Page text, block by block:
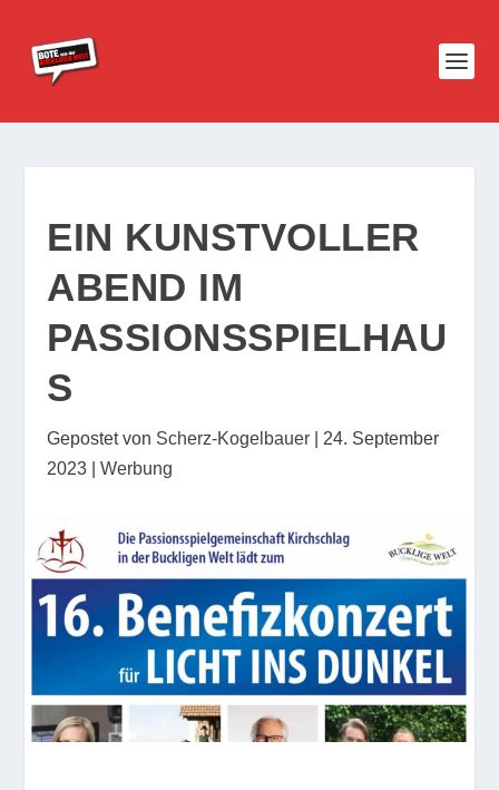
EIN KUNSTVOLLER
ABEND IM
PASSIONSSPIELHAU
S
Gepostet von Scherz-Kogelbauer
24. September
2023 |Werbung